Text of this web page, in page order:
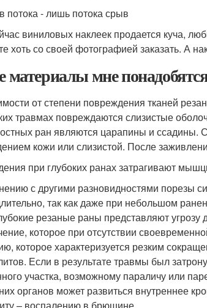
потока - лишь потока срыв
виниловых наклеек продается куча,
хоть со своей фотографией заказать. А
материалы мне
от степени повреждения тканей
травмах повреждаются слизистые
ран являются царапины и ссадины.
кожи или слизистой. После
при глубоких ранах затрагивают
с другими разновидностями порезы
так как даже при небольшом
резаные раны представляют
которое при отсутствии
которое характеризуется резким
Если в результате травмы был
участка, возможному параличу или
органов может развиться внутреннее